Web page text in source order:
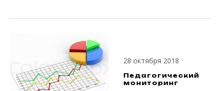
28 октября 2018
Педагогический
мониторинг